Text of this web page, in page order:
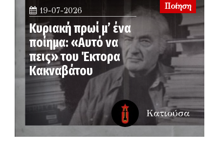
19-07-2026
Κυριακή πρωί μ’ ένα
ποίημα: «Αυτό να
πεις» του Έκτορα
Κακναβάτου
Ποίηση
Κατιούσα